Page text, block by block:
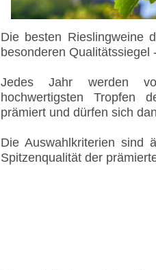
Die besten Rieslingweine
besonderen Qualitätssiegel
Jedes Jahr werden
hochwertigsten Tropfen
prämiert und dürfen sich
Die Auswahlkriterien sind
Spitzenqualität der